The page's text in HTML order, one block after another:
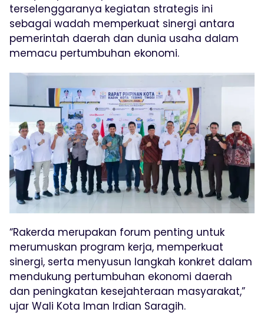
terselenggaranya kegiatan strategis ini
sebagai wadah memperkuat sinergi antara
pemerintah daerah dan dunia usaha dalam
memacu pertumbuhan ekonomi.
“Rakerda merupakan forum penting untuk
merumuskan program kerja, memperkuat
sinergi, serta menyusun langkah konkret dalam
mendukung pertumbuhan ekonomi daerah
dan peningkatan kesejahteraan masyarakat,”
ujar Wali Kota Iman Irdian Saragih.